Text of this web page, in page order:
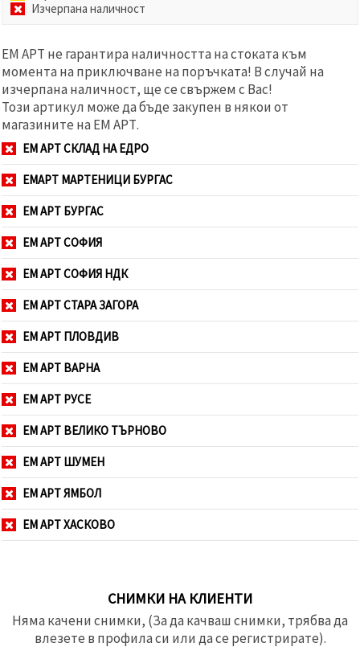
Изчерпана наличност
ЕМ АРТ не гарантира наличността на стоката към
момента на приключване на поръчката! В случай на
изчерпана наличност, ще се свържем с Вас!
Този артикул може да бъде закупен в някои от
магазините на ЕМ АРТ.
ЕМ АРТ СКЛАД НА ЕДРО
ЕМАРТ МАРТЕНИЦИ БУРГАС
ЕМ АРТ БУРГАС
ЕМ АРТ СОФИЯ
ЕМ АРТ СОФИЯ НДК
ЕМ АРТ СТАРА ЗАГОРА
ЕМ АРТ ПЛОВДИВ
ЕМ АРТ ВАРНА
ЕМ АРТ РУСЕ
ЕМ АРТ ВЕЛИКО ТЪРНОВО
ЕМ АРТ ШУМЕН
ЕМ АРТ ЯМБОЛ
ЕМ АРТ ХАСКОВО
СНИМКИ НА КЛИЕНТИ
Няма качени снимки, (За да качваш снимки, трябва да
влезете в профила си или да се регистрирате).